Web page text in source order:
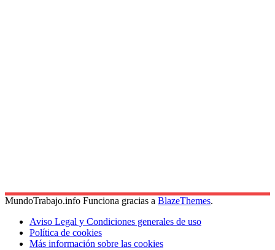
MundoTrabajo.info Funciona gracias a BlazeThemes.
Aviso Legal y Condiciones generales de uso
Política de cookies
Más información sobre las cookies